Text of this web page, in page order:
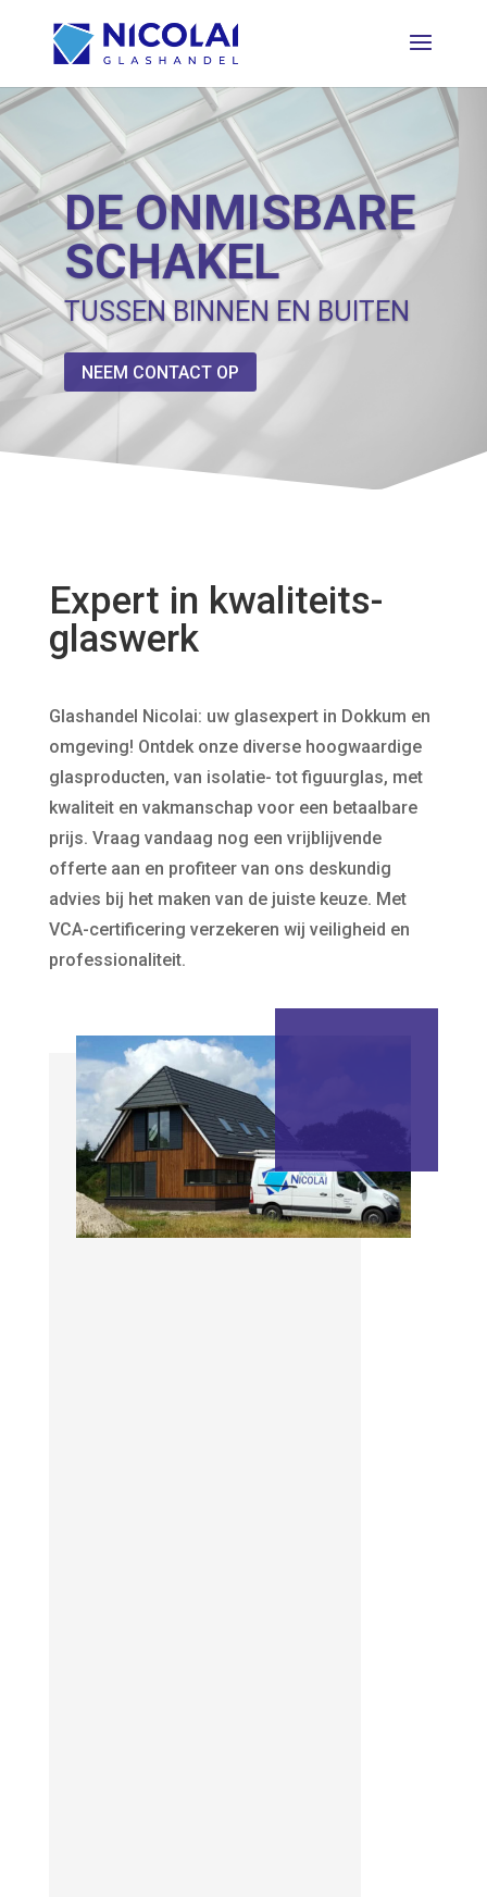
DE ONMISBARE
SCHAKEL
TUSSEN BINNEN EN BUITEN
NEEM CONTACT OP
Expert in kwaliteits-
glaswerk
Glashandel Nicolai: uw glasexpert in Dokkum en
omgeving! Ontdek onze diverse hoogwaardige
glasproducten, van isolatie- tot figuurglas, met
kwaliteit en vakmanschap voor een betaalbare
prijs. Vraag vandaag nog een vrijblijvende
offerte aan en profiteer van ons deskundig
advies bij het maken van de juiste keuze. Met
VCA-certificering verzekeren wij veiligheid en
professionaliteit.